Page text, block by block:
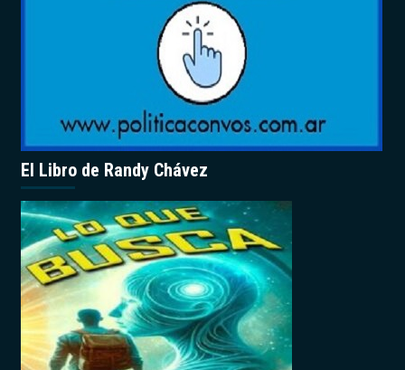
El Libro de Randy Chávez